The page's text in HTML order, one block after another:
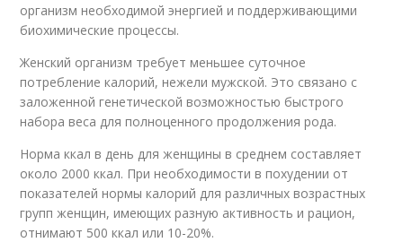
организм необходимой энергией и поддерживающими
биохимические процессы.
Женский организм требует меньшее суточное
потребление калорий, нежели мужской. Это связано с
заложенной генетической возможностью быстрого
набора веса для полноценного продолжения рода.
Норма ккал в день для женщины в среднем составляет
около 2000 ккал. При необходимости в похудении от
показателей нормы калорий для различных возрастных
групп женщин, имеющих разную активность и рацион,
отнимают 500 ккал или 10-20%.